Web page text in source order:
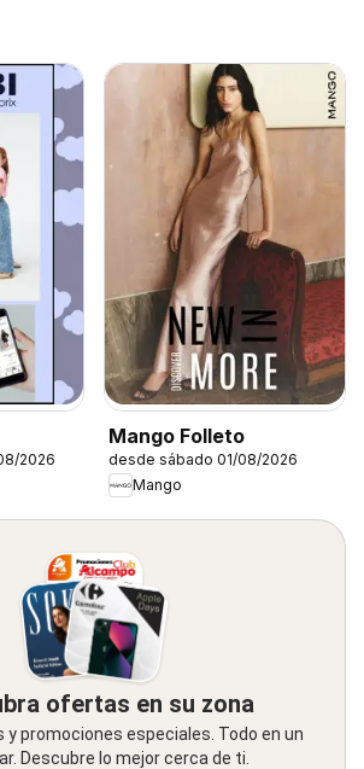
2026
Mango Folleto
desde sábado 01/08/2026
Mango
ofertas en su zona
promociones especiales. Todo en un
Descubre lo mejor cerca de ti.